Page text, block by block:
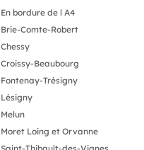
En bordure de l A4
Brie-Comte-Robert
Chessy
Croissy-Beaubourg
Fontenay-Trésigny
Lésigny
Melun
Moret Loing et Orvanne
Saint-Thibault-des-Vignes